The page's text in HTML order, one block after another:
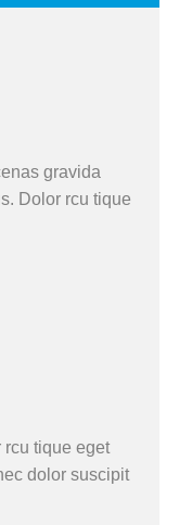
gravida
Dolor rcu tique
tique eget
dolor suscipit